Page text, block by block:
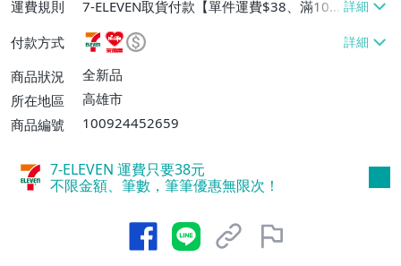
運費規則
7-ELEVEN取貨付款【單件運費$38、滿100
件或消費滿$1000000免運費】、7-ELEVEN
取貨不付款【單件運費$38】、萊爾富取貨
付款【單件運費$60、滿50件或消費滿$30
0000免運費】、郵局掛號【單件運費$50、
付款方式
商品狀況
全新品
所在地區
高雄市
商品編號
100924452659
7-ELEVEN 運費只要38元
不限金額、筆數，筆筆優惠無限次！